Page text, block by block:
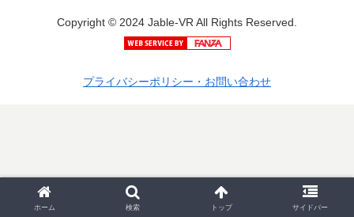
Copyright © 2024 Jable-VR All Rights Reserved.
プライバシーポリシー・お問い合わせ
ホーム 検索 トップ サイドバー